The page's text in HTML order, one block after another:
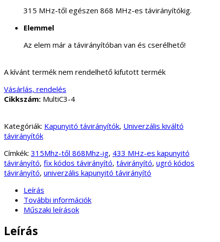
315 MHz-től egészen 868 MHz-es távirányítókig.
Elemmel
Az elem már a távirányítóban van és cserélhető!
A kívánt termék nem rendelhető kifutott termék
Vásárlás, rendelés
Cikkszám: MultiC3-4
Kategóriák: Kapunyitó távirányítók, Univerzális kiváltó
távirányítók
Címkék: 315Mhz-től 868Mhz-ig, 433 MHz-es kapunyitó
távirányító, fix kódos távirányító, távirányító, ugró kódos
távirányító, univerzális kapunyitó távirányító
Leírás
További információk
Műszaki leírások
Leírás